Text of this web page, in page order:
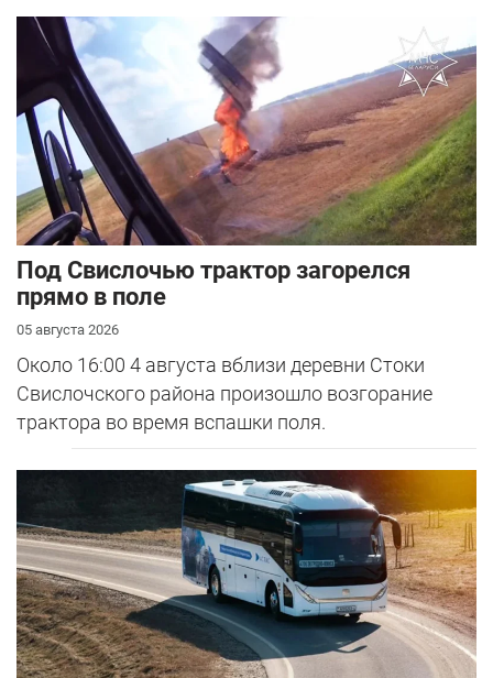
Под Свислочью трактор загорелся
прямо в поле
05 августа 2026
Около 16:00 4 августа вблизи деревни Стоки
Свислочского района произошло возгорание
трактора во время вспашки поля.